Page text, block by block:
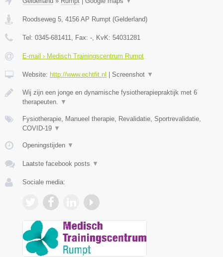
Roodseweg 5, 4156 AP Rumpt (Gelderland)
Tel: 0345-681411, Fax: -, KvK: 54031281
E-mail › Medisch Trainingscentrum Rumpt
Website: http://www.echtfit.nl Screenshot ▼
Wij zijn een jonge en dynamische fysiotherapiepraktijk met 6
therapeuten. ▼
Fysiotherapie, Manueel therapie, Revalidatie, Sportrevalidatie,
COVID-19 ▼
Openingstijden ▼
Laatste facebook posts ▼
Sociale media: